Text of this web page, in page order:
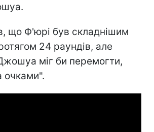
що Ф'юрі був складнішим
24 раундів, але
міг би перемогти,
очками".